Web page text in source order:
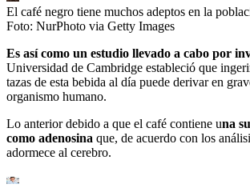
El café negro tiene muchos adeptos en la
Foto: NurPhoto via Getty Images
Es así como un estudio llevado a cabo por
Universidad de Cambridge estableció que
tazas de esta bebida al día puede derivar en
organismo humano.
Lo anterior debido a que el café contiene una
como adenosina que, de acuerdo con los
adormece al cerebro.